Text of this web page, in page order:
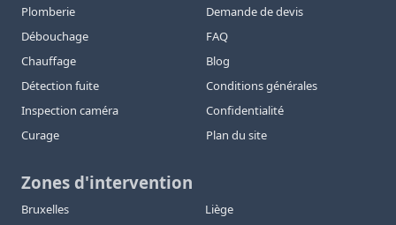
Plomberie
Débouchage
Chauffage
Détection fuite
Inspection caméra
Curage
Demande de devis
FAQ
Blog
Conditions générales
Confidentialité
Plan du site
Zones d'intervention
Bruxelles Liège